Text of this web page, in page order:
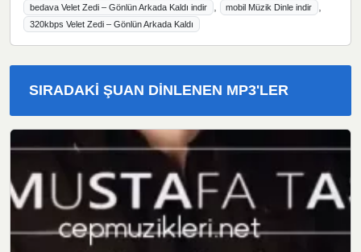
bedava Velet Zedi – Gönlün Arkada Kaldı indir mobil Müzik Dinle indir
320kbps Velet Zedi – Gönlün Arkada Kaldı
SIRADAKI ŞUAN DINLENEN MP3'LER